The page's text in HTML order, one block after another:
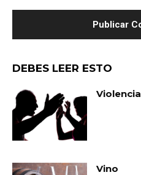
DEBES LEER ESTO
Violencia
Vino